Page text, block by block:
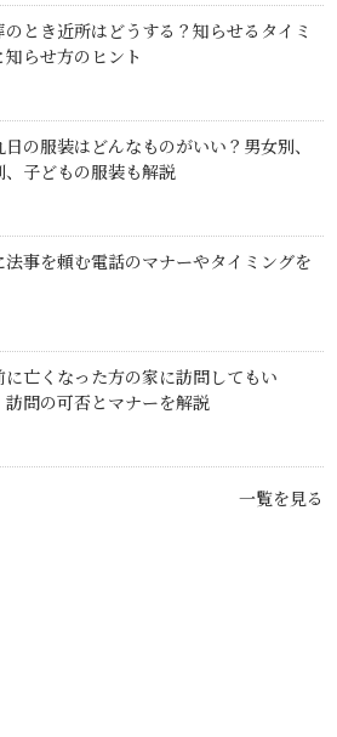
のとき近所はどうする？知らせるタイミ
知らせ方のヒント
日の服装はどんなものがいい？男女別、
、子どもの服装も解説
法事を頼む電話のマナーやタイミングを
に亡くなった方の家に訪問してもい
問の可否とマナーを解説
一覧を見る